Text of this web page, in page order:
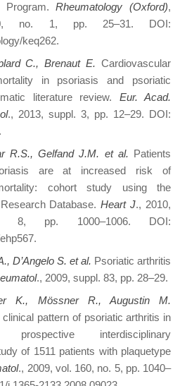
Program.Rheumatology (Oxford),
no. 1, pp. 25–31. DOI:
keq262.
C., Brenaut E. Cardiovascular
in psoriasis and psoriatic
literature review. Eur. Acad.
., 2013, suppl. 3, pp. 12–29. DOI:
R.S., Gelfand J.M. et al. Patients
are at increased risk of
cohort study using the
Database.Heart J., 2010,
pp. 1000–1006. DOI:
D’Angelo S. et al. Psoriatic arthritis
., 2009, suppl. 83, pp. 28–29.
K., Mössner R., Augustin M.
pattern of psoriatic arthritis in
interdisciplinary
of 1511 patients with plaquetype
., 2009, vol. 160, no. 5, pp. 1040–